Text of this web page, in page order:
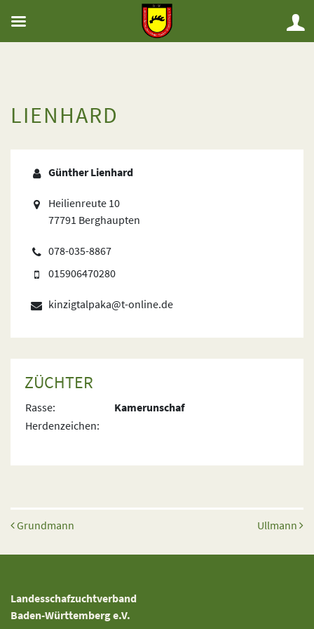
LIENHARD
Günther Lienhard
Heilienreute 10
77791 Berghaupten
078-035-8867
015906470280
kinzigtalpaka@t-online.de
ZÜCHTER
Rasse:
Kamerunschaf
Herdenzeichen:
Beitrags-Navigation
Grundmann Ullmann
Landesschafzuchtverband
Baden-Württemberg e.V.